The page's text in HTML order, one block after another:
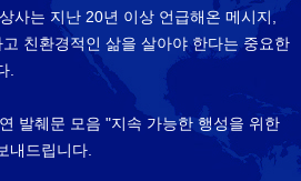
사는 지난 20년 이상 언급해온 메시지,
친환경적인 삶을 살아야 한다는 중요한
.
발췌문 모음 "지속 가능한 행성을 위한
내드립니다.